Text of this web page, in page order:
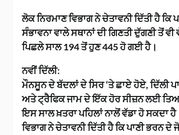
ਲੋਕ ਨਿਰਮਾਣ ਵਿਭਾਗ ਨੇ ਚੇਤਾਵਨੀ ਦਿੱਤੀ ਹੈ ਕਿ
ਸੰਭਾਵਨਾ ਵਾਲੇ ਸਥਾਨਾਂ ਦੀ ਗਿਣਤੀ ਦੁੱਗਣੀ ਤੋਂ
ਪਿਛਲੇ ਸਾਲ 194 ਤੋਂ ਹੁਣ 445 ਹੋ ਗਈ ਹੈ।
ਨਵੀਂ ਦਿੱਲੀ:
ਮੌਨਸੂਨ ਦੇ ਬੱਦਲਾਂ ਦੇ ਸਿਰ ‘ਤੇ ਛਾਏ ਹੋਏ, ਦਿੱਲੀ
ਅਤੇ ਟ੍ਰੈਫਿਕ ਜਾਮ ਦੇ ਇੱਕ ਹੋਰ ਸੀਜ਼ਨ ਲਈ
ਇਸ ਸਾਲ ਖ਼ਤਰਾ ਪਹਿਲਾਂ ਨਾਲੋਂ ਵੱਡਾ ਹੋ ਸਕਦਾ
ਵਿਭਾਗ ਨੇ ਚੇਤਾਵਨੀ ਦਿੱਤੀ ਹੈ ਕਿ ਪਾਣੀ ਭਰਨ ਦੇ